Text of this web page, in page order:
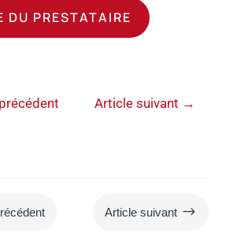
DU PRESTATAIRE
Article suivant →
Article suivant $